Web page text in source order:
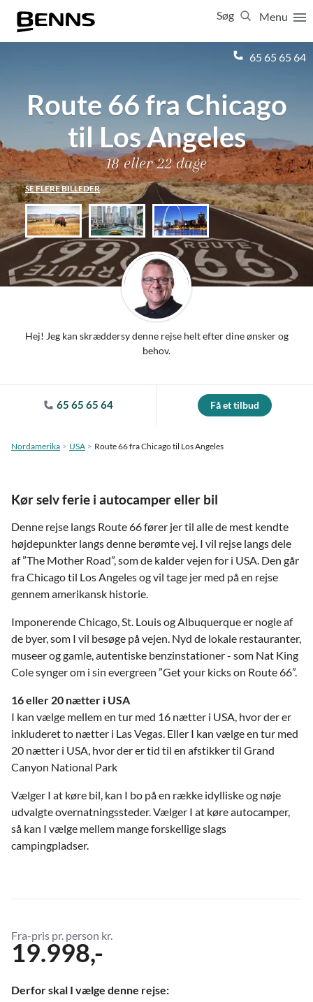
Menu
Søg
65 65 65 64
Route 66 fra Chicago
til Los Angeles
18 eller 22 dage
SE FLERE BILLEDER
Hej! Jeg kan skræddersy denne rejse helt efter dine ønsker og
behov.
65 65 65 64 Få et tilbud
Nordamerika USA Route 66 fra Chicago til Los Angeles
Kør selv ferie i autocamper eller bil
Denne rejse langs Route 66 fører jer til alle de mest kendte
højdepunkter langs denne berømte vej. I vil rejse langs dele
af ”The Mother Road”, som de kalder vejen for i USA. Den går
fra Chicago til Los Angeles og vil tage jer med på en rejse
gennem amerikansk historie.
Imponerende Chicago, St. Louis og Albuquerque er nogle af
de byer, som I vil besøge på vejen. Nyd de lokale restauranter,
museer og gamle, autentiske benzinstationer - som Nat King
Cole synger om i sin evergreen ”Get your kicks on Route 66”.
16 eller 20 nætter i USA
I kan vælge mellem en tur med 16 nætter i USA, hvor der er
inkluderet to nætter i Las Vegas. Eller I kan vælge en tur med
20 nætter i USA, hvor der er tid til en afstikker til Grand
Canyon National Park
Vælger I at køre bil, kan I bo på en række idylliske og nøje
udvalgte overnatningssteder. Vælger I at køre autocamper,
så kan I vælge mellem mange forskellige slags
campingpladser.
Fra-pris pr. person kr.
19.998,-
Derfor skal I vælge denne rejse:
Luk
Vis resultater for: Alle
Ferierejser
Firma- og temarejser
Studierejser